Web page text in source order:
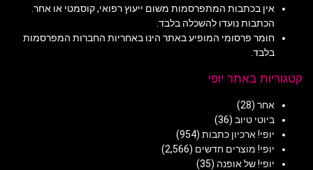
אין בכתבות המתפרסמות משום ייעוץ רפואי, קוסמטי או אחר.
הכתבות נועדו להשכלה בלבד.
חומר פרסומי המופיע באתר הינו באחריות החברות המפרסמות
בלבד.
קטגוריות באתר יופי
אחר (28)
ביוטי טיוב (36)
יופי! ארכיון כתבות (954)
יופי! מוצרים חדשים (2,566)
יופי! של אופנה (35)